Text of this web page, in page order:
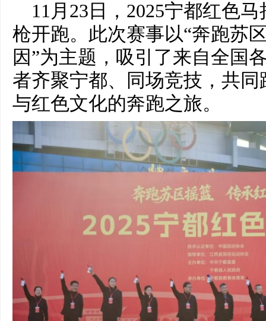
11月23日，2025宁都红色
枪开跑。此次赛事以“奔跑苏
因”为主题，吸引了来自全国
者齐聚宁都、同场竞技，共
与红色文化的奔跑之旅。